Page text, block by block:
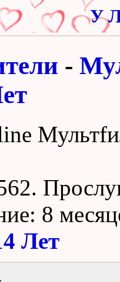
У
-
8
Лет